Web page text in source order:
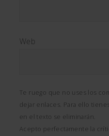
Web
Te ruego que no uses los
dejar enlaces. Para ello
en el texto se eliminarán.
Acepto perfectamente la